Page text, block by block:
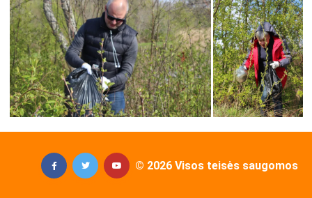
© 2026 Visos teisės saugomos